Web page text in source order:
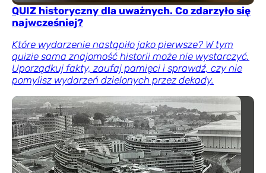
QUIZ historyczny dla uważnych. Co zdarzyło się
najwcześniej?
Które wydarzenie nastąpiło jako pierwsze? W tym
quizie sama znajomość historii może nie wystarczyć.
Uporządkuj fakty, zaufaj pamięci i sprawdź, czy nie
pomylisz wydarzeń dzielonych przez dekady.